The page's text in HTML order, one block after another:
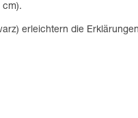
cm).
erleichtern die